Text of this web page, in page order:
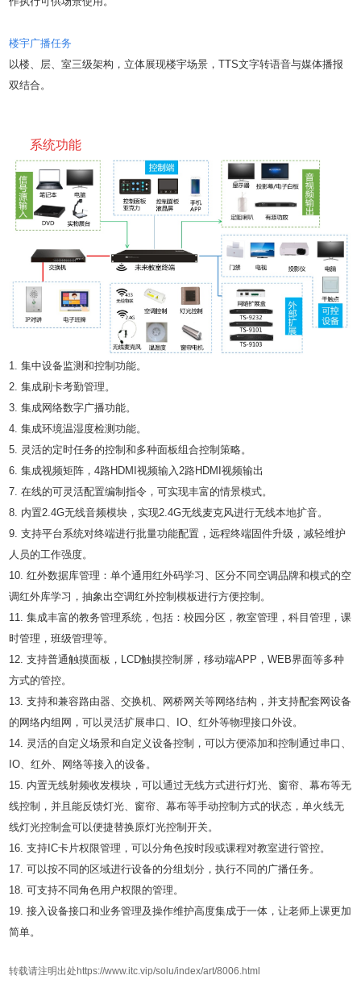
楼宇广播任务
以楼、层、室三级架构，立体展现楼宇场景，TTS文字转语音与媒体播报
双结合。
系统功能
1. 集中设备监测和控制功能。
2. 集成刷卡考勤管理。
3. 集成网络数字广播功能。
4. 集成环境温湿度检测功能。
5. 灵活的定时任务的控制和多种面板组合控制策略。
6. 集成视频矩阵，4路HDMI视频输入2路HDMI视频输出
7. 在线的可灵活配置编制指令，可实现丰富的情景模式。
8. 内置2.4G无线音频模块，实现2.4G无线麦克风进行无线本地扩音。
9. 支持平台系统对终端进行批量功能配置，远程终端固件升级，减轻维护
人员的工作强度。
10. 红外数据库管理：单个通用红外码学习、区分不同空调品牌和模式的空
调红外库学习，抽象出空调红外控制模板进行方便控制。
11. 集成丰富的教务管理系统，包括：校园分区，教室管理，科目管理，课
时管理，班级管理等。
12. 支持普通触摸面板，LCD触摸控制屏，移动端APP，WEB界面等多种
方式的管控。
13. 支持和兼容路由器、交换机、网桥网关等网络结构，并支持配套网设备
的网络内组网，可以灵活扩展串口、IO、红外等物理接口外设。
14. 灵活的自定义场景和自定义设备控制，可以方便添加和控制通过串口、
IO、红外、网络等接入的设备。
15. 内置无线射频收发模块，可以通过无线方式进行灯光、窗帘、幕布等无
线控制，并且能反馈灯光、窗帘、幕布等手动控制方式的状态，单火线无
线灯光控制盒可以便捷替换原灯光控制开关。
16. 支持IC卡片权限管理，可以分角色按时段或课程对教室进行管控。
17. 可以按不同的区域进行设备的分组划分，执行不同的广播任务。
18. 可支持不同角色用户权限的管理。
19. 接入设备接口和业务管理及操作维护高度集成于一体，让老师上课更加
简单。
转载请注明出处https://www.itc.vip/solu/index/art/8006.html